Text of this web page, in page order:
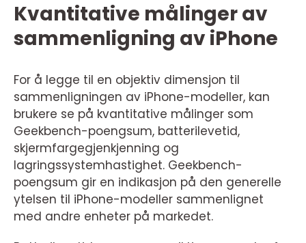
Kvantitative målinger av
sammenligning av iPhone
For å legge til en objektiv dimensjon til
sammenligningen av iPhone-modeller, kan
brukere se på kvantitative målinger som
Geekbench-poengsum, batterilevetid,
skjermfargegjenkjenning og
lagringssystemhastighet. Geekbench-
poengsum gir en indikasjon på den generelle
ytelsen til iPhone-modeller sammenlignet
med andre enheter på markedet.